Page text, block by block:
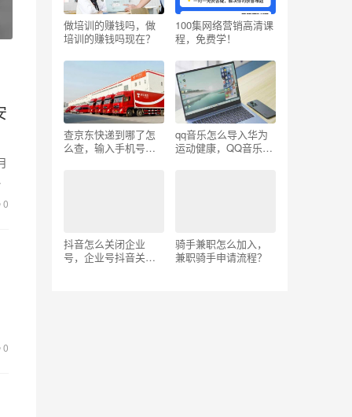
0
0
做培训的赚钱吗，做
培训的赚钱吗现在？
100集网络营销高清课
程，免费学！
查京东快递到哪了怎
么查，输入手机号找
qq音乐怎么导入华为
运动健康，QQ音乐怎
抖音怎么关闭企业
号，企业号抖音关闭
骑手兼职怎么加入，
兼职骑手申请流程？